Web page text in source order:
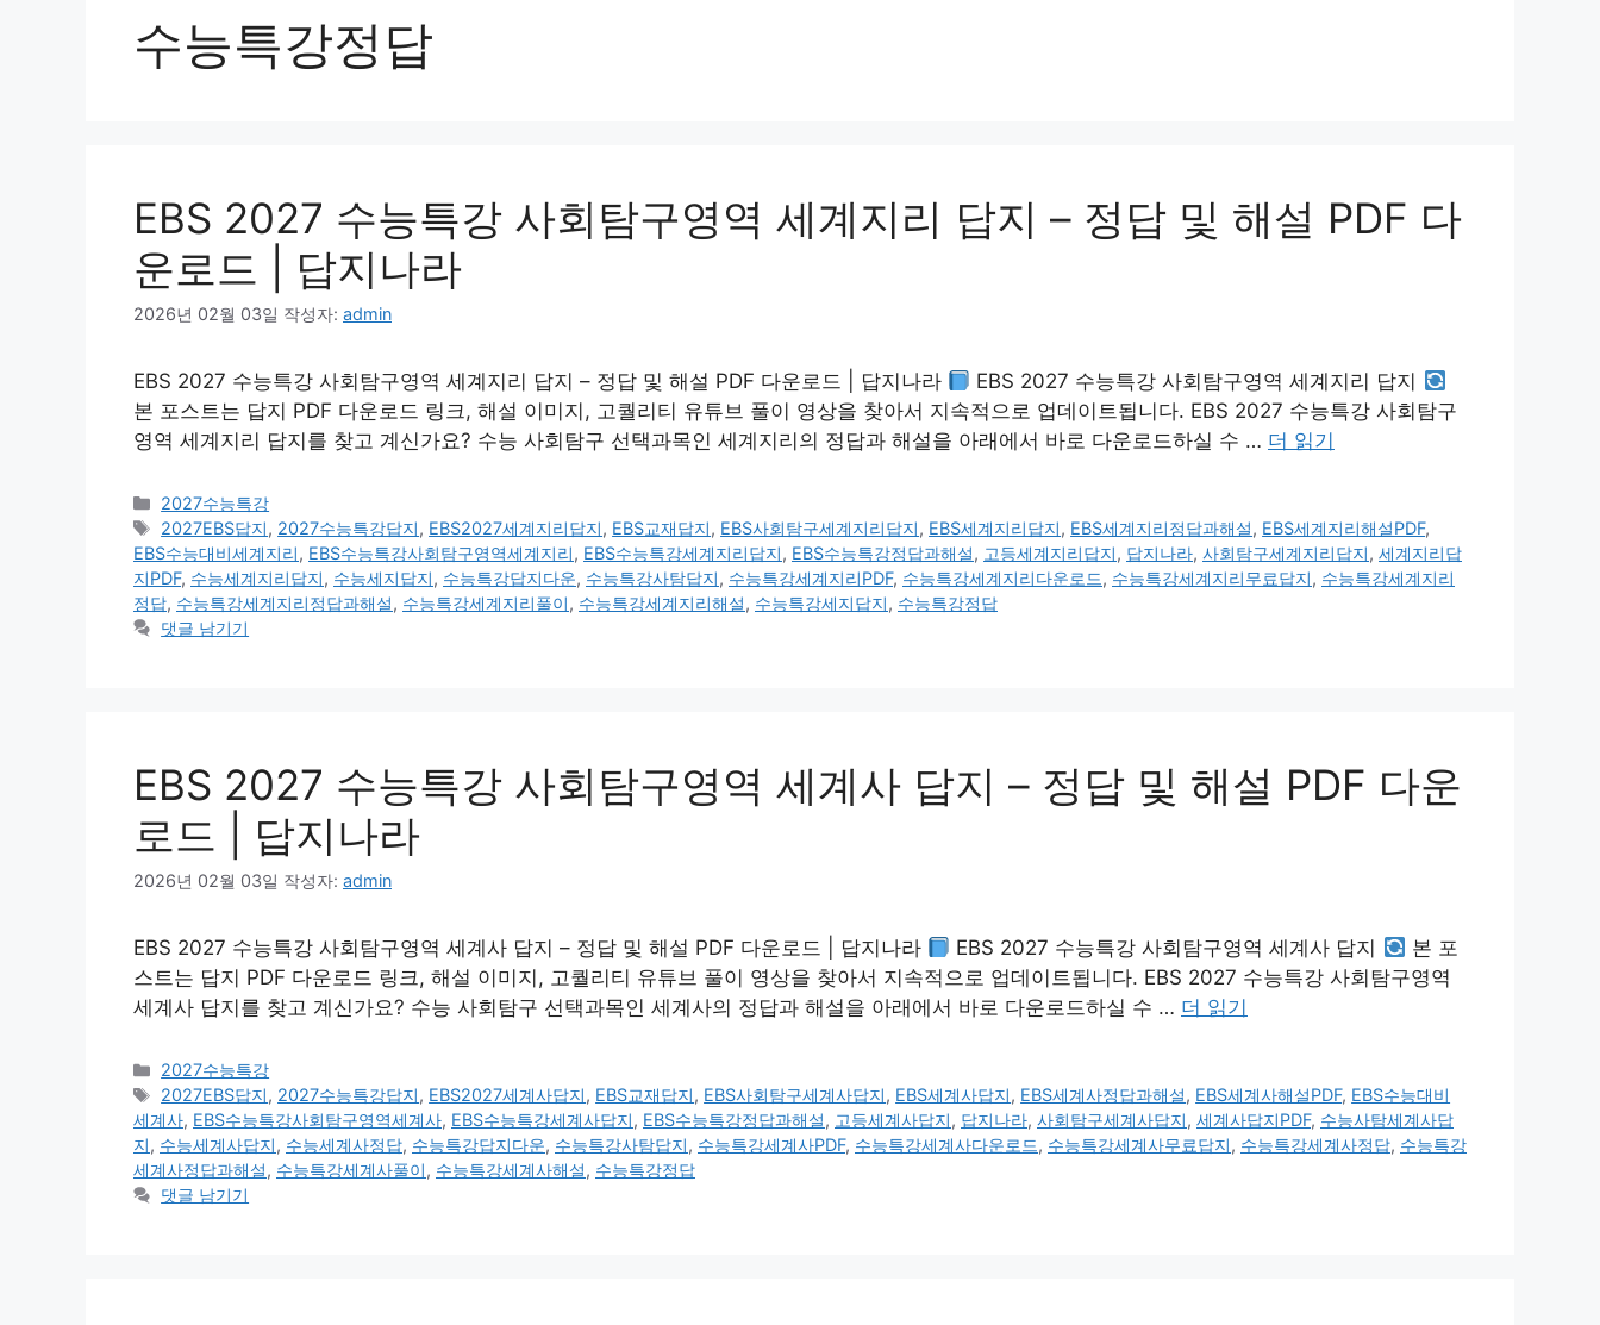
수능특강정답
EBS 2027 수능특강 사회탐구영역 세계지리 답지 – 정답 및 해설 PDF 다
운로드 | 답지나라
2026년 02월 03일 작성자: admin
EBS 2027 수능특강 사회탐구영역 세계지리 답지 – 정답 및 해설 PDF 다운로드 | 답지나라
EBS 2027 수능특강 사회탐구영역 세계지리 답지
본 포스트는 답지 PDF 다운로드 링크, 해설 이미지, 고퀄리티 유튜브 풀이 영상을 찾아서 지속적으로 업데이트됩니다. EBS 2027 수능특강 사회탐구
영역 세계지리 답지를 찾고 계신가요? 수능 사회탐구 선택과목인 세계지리의 정답과 해설을 아래에서 바로 다운로드하실 수 … 더 읽기
카
테
고
리
2027수능특강
태
그
2027EBS답지, 2027수능특강답지, EBS2027세계지리답지, EBS교재답지, EBS사회탐구세계지리답지, EBS세계지리답지, EBS세계지리정답과해설, EBS세계지리해설PDF,
EBS수능대비세계지리, EBS수능특강사회탐구영역세계지리, EBS수능특강세계지리답지, EBS수능특강정답과해설, 고등세계지리답지, 답지나라, 사회탐구세계지리답지, 세계지리답
지PDF, 수능세계지리답지, 수능세지답지, 수능특강답지다운, 수능특강사탐답지, 수능특강세계지리PDF, 수능특강세계지리다운로드, 수능특강세계지리무료답지, 수능특강세계지리
정답, 수능특강세계지리정답과해설, 수능특강세계지리풀이, 수능특강세계지리해설, 수능특강세지답지, 수능특강정답
댓글 남기기
EBS 2027 수능특강 사회탐구영역 세계사 답지 – 정답 및 해설 PDF 다운
로드 | 답지나라
2026년 02월 03일 작성자: admin
EBS 2027 수능특강 사회탐구영역 세계사 답지 – 정답 및 해설 PDF 다운로드 | 답지나라 EBS 2027 수능특강 사회탐구영역 세계사 답지
본 포
스트는 답지 PDF 다운로드 링크, 해설 이미지, 고퀄리티 유튜브 풀이 영상을 찾아서 지속적으로 업데이트됩니다. EBS 2027 수능특강 사회탐구영역
세계사 답지를 찾고 계신가요? 수능 사회탐구 선택과목인 세계사의 정답과 해설을 아래에서 바로 다운로드하실 수 … 더 읽기
카
테
고
리
2027수능특강
태
그
2027EBS답지, 2027수능특강답지, EBS2027세계사답지, EBS교재답지, EBS사회탐구세계사답지, EBS세계사답지, EBS세계사정답과해설, EBS세계사해설PDF, EBS수능대비
세계사, EBS수능특강사회탐구영역세계사, EBS수능특강세계사답지, EBS수능특강정답과해설, 고등세계사답지, 답지나라, 사회탐구세계사답지, 세계사답지PDF, 수능사탐세계사답
지, 수능세계사답지, 수능세계사정답, 수능특강답지다운, 수능특강사탐답지, 수능특강세계사PDF, 수능특강세계사다운로드, 수능특강세계사무료답지, 수능특강세계사정답, 수능특강
세계사정답과해설, 수능특강세계사풀이, 수능특강세계사해설, 수능특강정답
댓글 남기기